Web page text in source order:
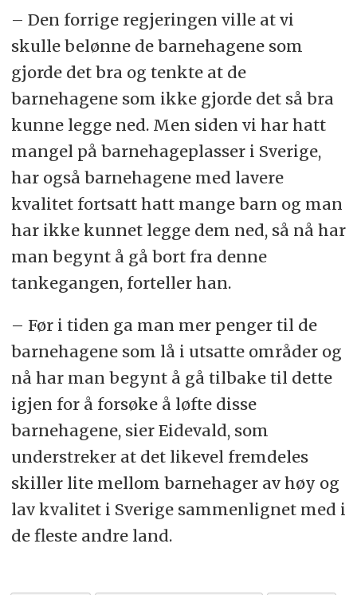
– Den forrige regjeringen ville at vi
skulle belønne de barnehagene som
gjorde det bra og tenkte at de
barnehagene som ikke gjorde det så bra
kunne legge ned. Men siden vi har hatt
mangel på barnehageplasser i Sverige,
har også barnehagene med lavere
kvalitet fortsatt hatt mange barn og man
har ikke kunnet legge dem ned, så nå har
man begynt å gå bort fra denne
tankegangen, forteller han.
– Før i tiden ga man mer penger til de
barnehagene som lå i utsatte områder og
nå har man begynt å gå tilbake til dette
igjen for å forsøke å løfte disse
barnehagene, sier Eidevald, som
understreker at det likevel fremdeles
skiller lite mellom barnehager av høy og
lav kvalitet i Sverige sammenlignet med i
de fleste andre land.